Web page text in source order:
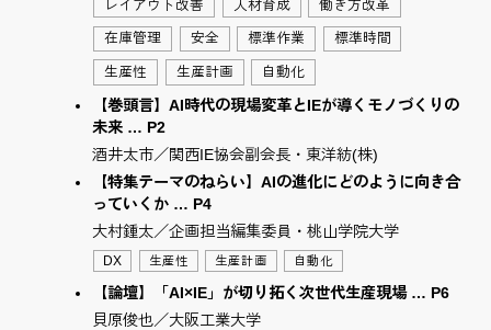
レイアウト改善 人材育成 働き方改革
在庫管理 安全 標準作業 標準時間
生産性 生産計画 自動化
【巻頭言】AI時代の現場変革とIEが導くモノづくりの
未来 … P2
酒井太市／関西IE協会副会長・東洋紡(株)
【特集テーマのねらい】AIの進化にどのように向き合
っていくか … P4
大村鍾太／企画担当編集委員・桃山学院大学
DX 生産性 生産計画 自動化
【論壇】「AI×IE」が切り拓く次世代生産現場 … P6
貝原俊也／大阪工業大学